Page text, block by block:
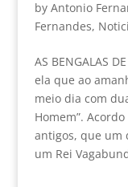
by Antonio
Fernandes,
AS BENGALAS
ela que ao
meio dia com
Homem”.
antigos, que um
um Rei